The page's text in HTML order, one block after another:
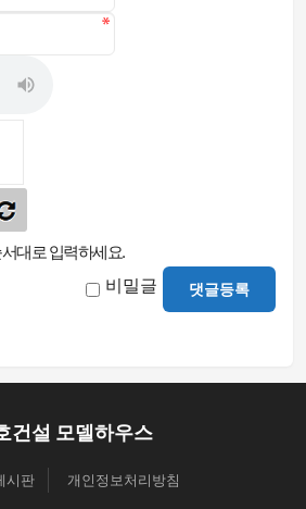
대로 입력하세요.
비밀글 댓글등록
건설 모델하우스
시판 개인정보처리방침